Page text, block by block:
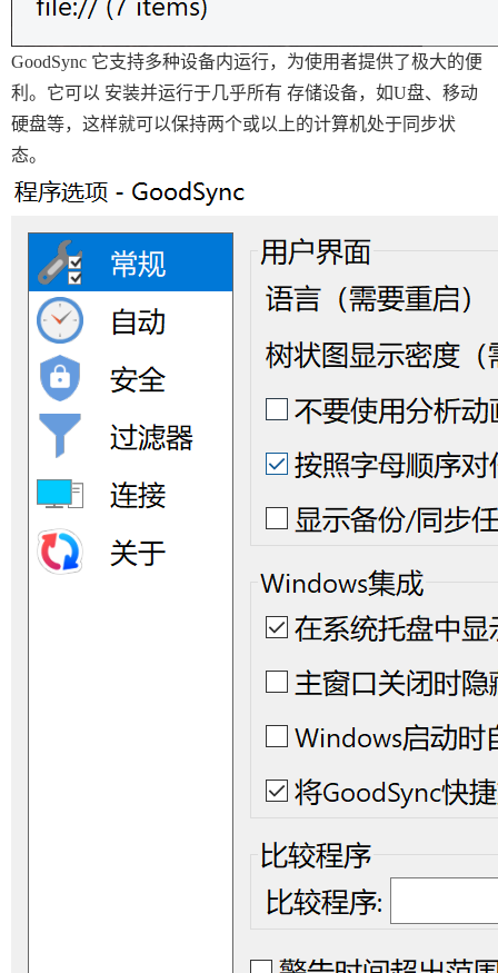
GoodSync 它支持多种设备内运行，为使用者提供了极大的便
利。它可以 安装并运行于几乎所有 存储设备，如U盘、移动
硬盘等，这样就可以保持两个或以上的计算机处于同步状
态。